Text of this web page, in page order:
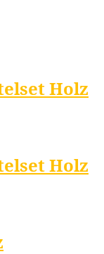
Holz
Holz